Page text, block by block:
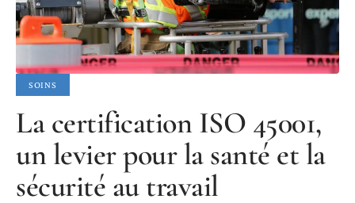
SOINS
La certification ISO 45001,
un levier pour la santé et la
sécurité au travail